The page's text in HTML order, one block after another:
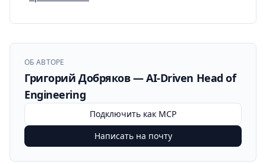
ОБ АВТОРЕ
Григорий Добряков — AI-Driven Head of
Engineering
Подключить как MCP
Написать на почту